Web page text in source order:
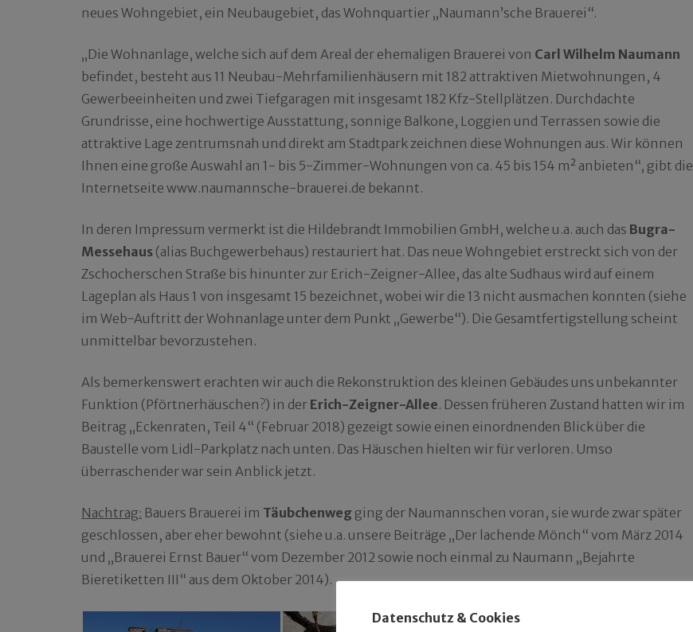
neues Wohngebiet, ein Neubaugebiet, das Wohnquartier „Naumann’sche Brauerei“.
„Die Wohnanlage, welche sich auf dem Areal der ehemaligen Brauerei von Carl Wilhelm Naumann
befindet, besteht aus 11 Neubau-Mehrfamilienhäusern mit 182 attraktiven Mietwohnungen, 4
Gewerbeeinheiten und zwei Tiefgaragen mit insgesamt 182 Kfz-Stellplätzen. Durchdachte
Grundrisse, eine hochwertige Ausstattung, sonnige Balkone, Loggien und Terrassen sowie die
attraktive Lage zentrumsnah und direkt am Stadtpark zeichnen diese Wohnungen aus. Wir können
Ihnen eine große Auswahl an 1- bis 5-Zimmer-Wohnungen von ca. 45 bis 154 m² anbieten“, gibt die
Internetseite www.naumannsche-brauerei.de bekannt.
In deren Impressum vermerkt ist die Hildebrandt Immobilien GmbH, welche u.a. auch das Bugra-
Messehaus (alias Buchgewerbehaus) restauriert hat. Das neue Wohngebiet erstreckt sich von der
Zschocher­schen Straße bis hinunter zur Erich-Zeigner-Allee, das alte Sudhaus wird auf einem
Lageplan als Haus 1 von insgesamt 15 bezeichnet, wobei wir die 13 nicht ausmachen konnten (siehe
im Web-Auftritt der Wohnanlage unter dem Punkt „Gewerbe“). Die Gesamtfertigstellung scheint
unmittelbar bevorzustehen.
Als bemerkenswert erachten wir auch die Rekonstruktion des kleinen Gebäudes uns unbekannter
Funktion (Pförtnerhäuschen?) in der Erich-Zeigner-Allee. Dessen früheren Zustand hatten wir im
Beitrag „Eckenraten, Teil 4“ (Februar 2018) gezeigt sowie einen einordnenden Blick über die
Baustelle vom Lidl-Parkplatz nach unten. Das Häuschen hielten wir für verloren. Umso
überraschender war sein Anblick jetzt.
Nachtrag: Bauers Brauerei im Täubchenweg ging der Naumannschen voran, sie wurde zwar später
geschlossen, aber eher bewohnt (siehe u.a. unsere Beiträge „Der lachende Mönch“ vom März 2014
und „Brauerei Ernst Bauer“ vom Dezember 2012 sowie noch einmal zu Naumann „Bejahrte
Bieretiketten III“ aus dem Oktober 2014).
Datenschutz & Cookies